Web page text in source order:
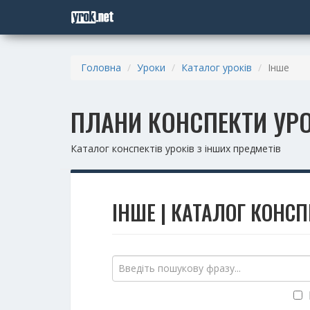
Головна Уроки Каталог уроків Інше
ПЛАНИ КОНСПЕКТИ
Каталог конспектів уроків з інших предметів
ІНШЕ | КАТАЛОГ